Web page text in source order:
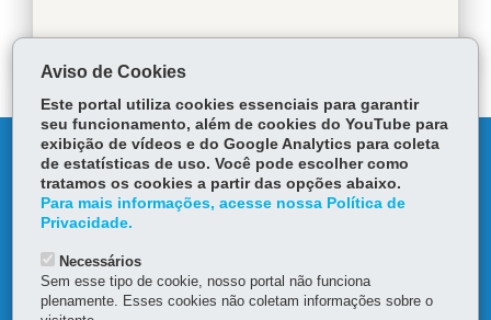
MAPA DO SITE
DENUNCIE CORRUPÇÃO
OUVIDORIA
Aviso de Cookies
Este portal utiliza cookies essenciais para garantir
seu funcionamento, além de cookies do YouTube para
exibição de vídeos e do Google Analytics para coleta
de estatísticas de uso. Você pode escolher como
tratamos os cookies a partir das opções abaixo.
Para mais informações, acesse nossa Política de
Privacidade.
Necessários
Sem esse tipo de cookie, nosso portal não funciona
plenamente. Esses cookies não coletam informações sobre o